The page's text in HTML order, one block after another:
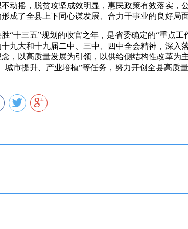
动摇，脱贫攻坚成效明显，惠民政策有效落实
成了全县上下同心谋发展、合力干事业的良好局面
三五”规划的收官之年，是省委确定的“重点
九大和十九届二中、三中、四中全会精神，深
，以高质量发展为引领，以供给侧结构性改革为
振兴、城市提升、产业培植”等任务，努力